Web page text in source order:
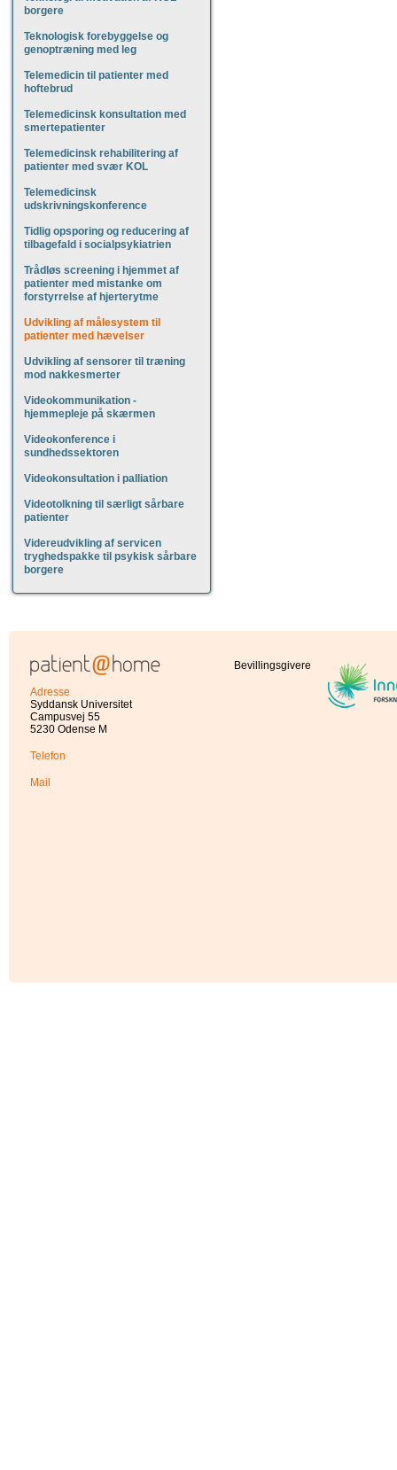
borgere
Teknologisk forebyggelse og
genoptræning med leg
Telemedicin til patienter med
hoftebrud
Telemedicinsk konsultation med
smertepatienter
Telemedicinsk rehabilitering af
patienter med svær KOL
Telemedicinsk
udskrivningskonference
Tidlig opsporing og reducering af
tilbagefald i socialpsykiatrien
Trådløs screening i hjemmet af
patienter med mistanke om
forstyrrelse af hjerterytme
Udvikling af målesystem til
patienter med hævelser
Udvikling af sensorer til træning
mod nakkesmerter
Videokommunikation -
hjemmepleje på skærmen
Videokonference i
sundhedssektoren
Videokonsultation i palliation
Videotolkning til særligt sårbare
patienter
Videreudvikling af servicen
tryghedspakke til psykisk sårbare
borgere
Adresse
Syddansk Universitet
Campusvej 55
5230 Odense M
Telefon
Mail
Bevillingsgivere